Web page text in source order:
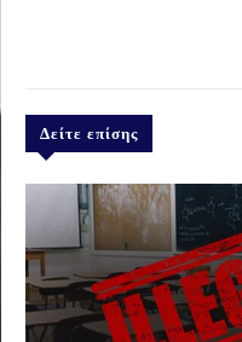
Δείτε επίσης